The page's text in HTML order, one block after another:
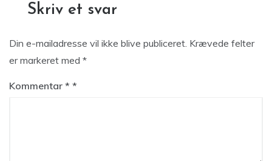
Skriv et svar
Din e-mailadresse vil ikke blive publiceret. Krævede felter
er markeret med *
Kommentar *